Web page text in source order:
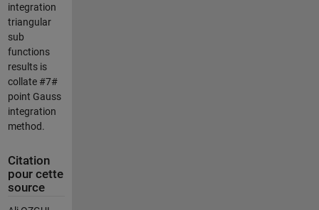
integration
triangular
sub
functions
results is
collate #7#
point Gauss
integration
method.
Citation
pour cette
source